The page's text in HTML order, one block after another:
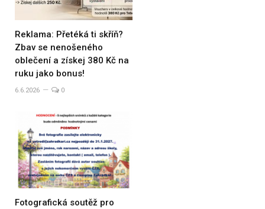
Reklama: Přetéká ti skříň?
Zbav se nenošeného
oblečení a získej 380 Kč na
ruku jako bonus!
6.6.2026 0
Fotografická soutěž pro